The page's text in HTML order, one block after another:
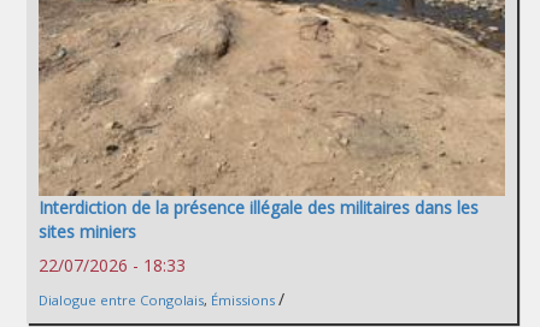
Interdiction de la présence illégale des militaires dans les
sites miniers
22/07/2026 - 18:33
Dialogue entre Congolais, Émissions /